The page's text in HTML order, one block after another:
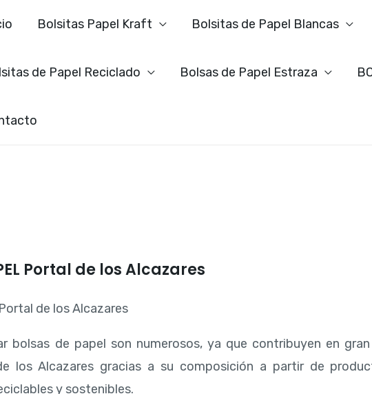
Bolsitas Papel Kraft Bolsitas de Papel Blancas
de Papel Reciclado Bolsas de Papel Estraza
Portal de los Alcazares
de los Alcazares
bolsas de papel son numerosos, ya que contribuyen en
los Alcazares gracias a su composición a partir de
y sostenibles.